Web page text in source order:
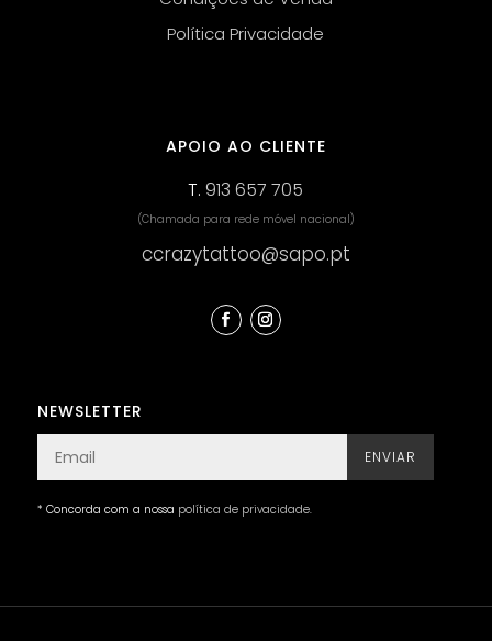
Política Privacidade
APOIO AO CLIENTE
T.913 657 705
(Chamada para rede móvel nacional)
ccrazytattoo@sapo.pt
NEWSLETTER
ENVIAR
* Concorda com a nossa política de privacidade.